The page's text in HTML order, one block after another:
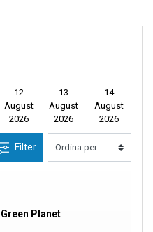
12
August
2026
13
August
2026
14
August
2026
Filter
Green Planet